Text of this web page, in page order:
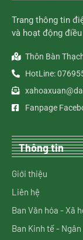
Trang thông tin
và hoạt động
Thôn Bàn
HotLine:
Fanpage
Thông tin
Giới thiệu
Liên hệ
Ban Văn hóa - Xã
Ban Kinh tế -